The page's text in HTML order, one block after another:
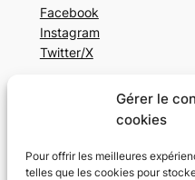
Gérer le
cookies
Pour offrir les meilleures
telles que les cookies pour
Facebook
Instagram
Twitter/X
WordPress